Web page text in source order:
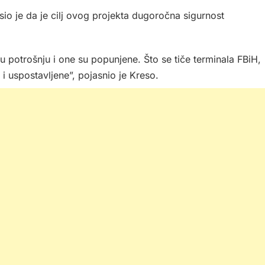
je da je cilj ovog projekta dugoročna sigurnost
i one su popunjene. Što se tiče terminala FBiH,
pojasnio je Kreso.